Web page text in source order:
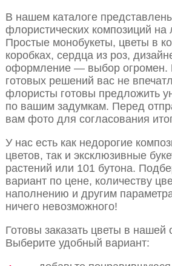
В нашем каталоге
флористических композиций на
Простые монобукеты, цветы в
коробках, сердца из роз,
оформление — выбор огромен.
готовых решений вас не
флористы готовы предложить
по вашим задумкам. Перед
вам фото для согласования
У нас есть как недорогие
цветов, так и эксклюзивные
растений или 101 бутона.
вариант по цене, количеству
наполнению и другим
ничего невозможного!
Готовы заказать цветы в нашей
Выберите удобный вариант: